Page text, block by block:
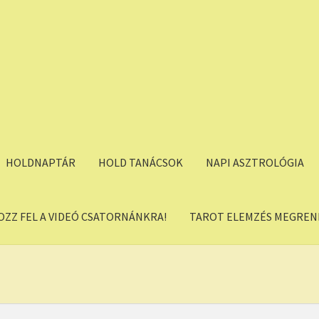
HOLDNAPTÁR HOLD TANÁCSOK NAPI ASZTROLÓGIA
FEL A VIDEÓ CSATORNÁNKRA! TAROT ELEMZÉS